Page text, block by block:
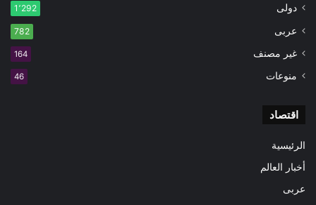
دولى 1٬292
عربى 782
غير مصنف 164
منوعات 46
اقتصاد
الرئيسية
أخبار العالم
عربى